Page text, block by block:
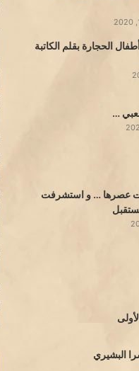
الحجارة بقلم الكاتبة
…
… و استشرفت
البشيري